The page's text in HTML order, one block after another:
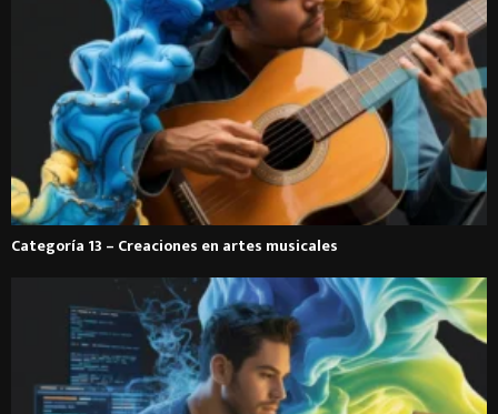
Categoría 13 – Creaciones en artes musicales